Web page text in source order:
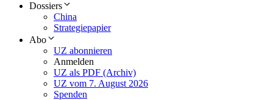
Dossiers
China
Strategiepapier
Abo
UZ abonnieren
Anmelden
UZ als PDF (Archiv)
UZ vom 7. August 2026
Spenden